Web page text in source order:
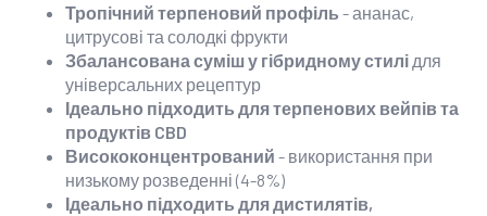
22,50
до
90,00
фунтів
стерлінгів
Тропічний терпеновий профіль - ананас,
цитрусові та солодкі фрукти
Збалансована суміш у гібридному стилі для
універсальних рецептур
Ідеально підходить для терпенових вейпів та
продуктів CBD
Висококонцентрований - використання при
низькому розведенні (4-8%)
Ідеально підходить для дистилятів,